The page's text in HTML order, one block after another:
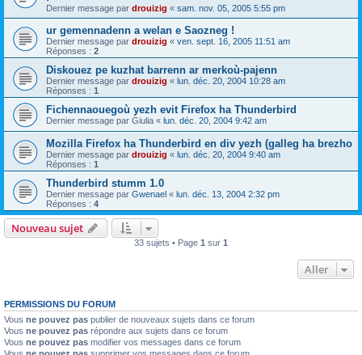
Dernier message par drouizig « sam. nov. 05, 2005 5:55 pm
ur gemennadenn a welan e Saozneg !
Dernier message par drouizig « ven. sept. 16, 2005 11:51 am
Réponses : 2
Diskouez pe kuzhat barrenn ar merkoù-pajenn
Dernier message par drouizig « lun. déc. 20, 2004 10:28 am
Réponses : 1
Fichennaouegoù yezh evit Firefox ha Thunderbird
Dernier message par Giulia « lun. déc. 20, 2004 9:42 am
Mozilla Firefox ha Thunderbird en div yezh (galleg ha brezho
Dernier message par drouizig « lun. déc. 20, 2004 9:40 am
Réponses : 1
Thunderbird stumm 1.0
Dernier message par Gwenael « lun. déc. 13, 2004 2:32 pm
Réponses : 4
Nouveau sujet
33 sujets • Page 1 sur 1
Aller
PERMISSIONS DU FORUM
Vous ne pouvez pas publier de nouveaux sujets dans ce forum
Vous ne pouvez pas répondre aux sujets dans ce forum
Vous ne pouvez pas modifier vos messages dans ce forum